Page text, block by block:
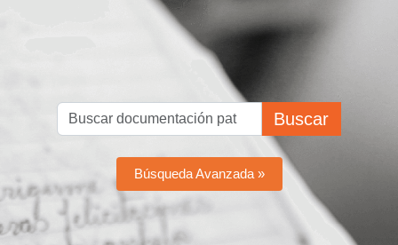
Buscar
Búsqueda Avanzada »